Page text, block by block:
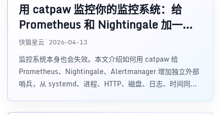
用 catpaw 监控你的监控系统：给
Prometheus 和 Nightingale 加一层
外部哨兵
快猫星云 · 2026-04-13
监控系统本身也会失效。本文介绍如何用 catpaw 给
Prometheus、Nightingale、Alertmanager 增加独立外部
哨兵，从 systemd、进程、HTTP、磁盘、日志、时间同步